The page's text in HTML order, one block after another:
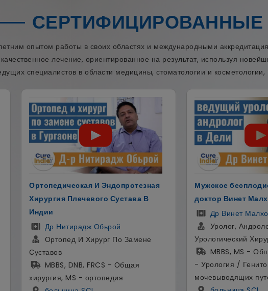
СЕРТИФИЦИРОВАННЫЕ
опытом работы в своих областях и международными
лечение, ориентированное на результат, используя
специалистов в области медицины, стоматологии и
Мужское бесплодие объяснил
доктор Винет Малхотра
Др Винет Малхотра
Уролог, Андролог И
Урологический Хирург
MBBS, MS - Общая хирургия, DNB
- Урология / Генито - Хирургия
мочевыводящих путей
Имплантолог И
Эстетический В
Др Аман
Имплантолог,
Стоматолог
BDS | MDS
(Имплантология)
Космодент,